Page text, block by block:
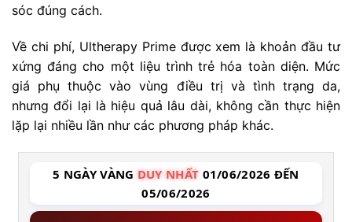
sóc đúng cách.
Về chi phí, Ultherapy Prime được xem là khoản đầu tư
xứng đáng cho một liệu trình trẻ hóa toàn diện. Mức
giá phụ thuộc vào vùng điều trị và tình trạng da,
nhưng đổi lại là hiệu quả lâu dài, không cần thực hiện
lặp lại nhiều lần như các phương pháp khác.
5 NGÀY VÀNG DUY NHẤT 01/06/2026 ĐẾN
05/06/2026